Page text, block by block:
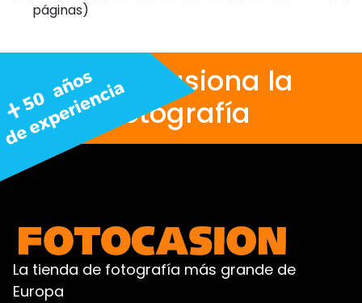
páginas)
Nos apasiona la
fotografía
La tienda de fotografía más grande de
Europa